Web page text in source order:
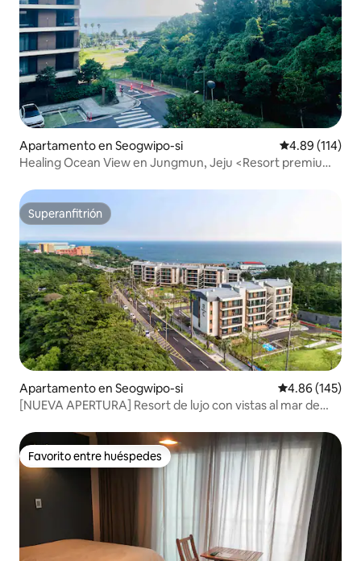
Apartamento en Seogwipo-si Calificación
4.89 (114)
Healing Ocean View en Jungmun, Jeju <Resort premium>
Superanfitrión
Superanfitrión
Apartamento en Seogwipo-si Calificación
4.86 (145)
[NUEVA APERTURA] Resort de lujo con vistas al mar de
relación calidad-precio
Favorito entre huéspedes
Favorito entre huéspedes